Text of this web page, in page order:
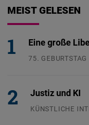
MEIST GELESEN
Eine große
75. GEBURTSTAG
Justiz und KI
KÜNSTLICHE